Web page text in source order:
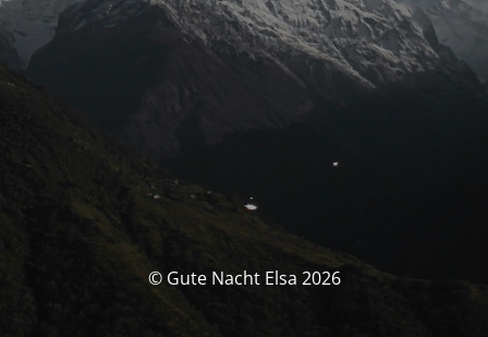
© Gute Nacht Elsa 2026